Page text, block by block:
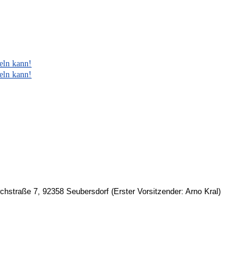
kann!
kann!
7, 92358 Seubersdorf (Erster Vorsitzender: Arno Kral)